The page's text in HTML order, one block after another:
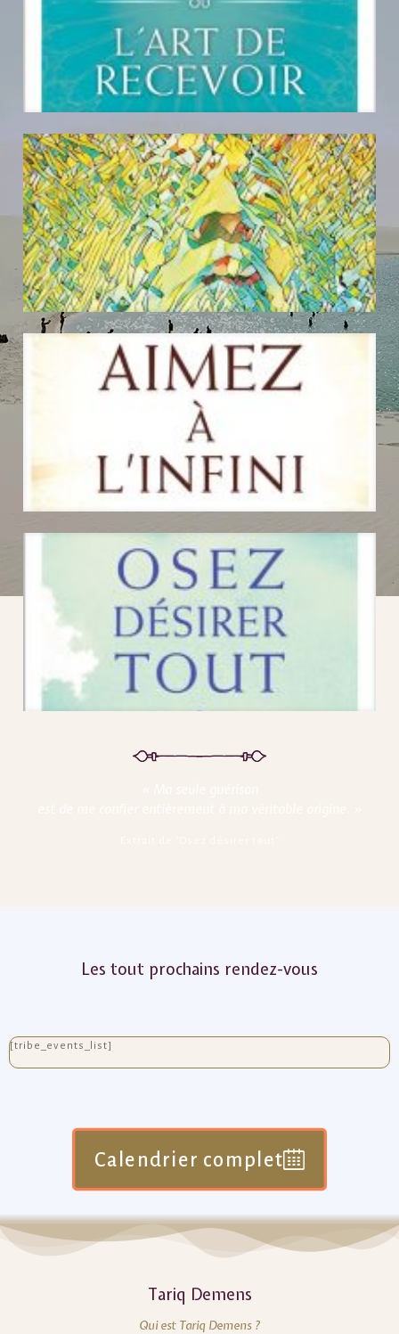
Les tout prochains rendez-vous
[tribe_events_list]
Calendrier complet
Tariq Demens
Qui est Tariq Demens ?